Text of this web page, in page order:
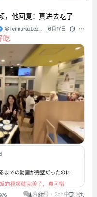
，他回复：真进去吃了